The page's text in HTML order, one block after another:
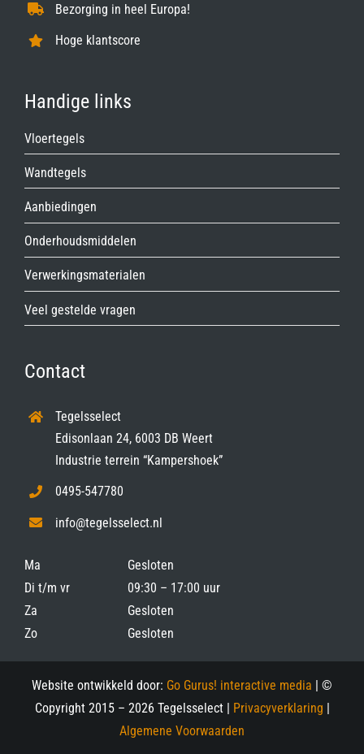
Bezorging in heel Europa!
Hoge klantscore
Handige links
Vloertegels
Wandtegels
Aanbiedingen
Onderhoudsmiddelen
Verwerkingsmaterialen
Veel gestelde vragen
Contact
Tegelsselect
Edisonlaan 24, 6003 DB Weert
Industrie terrein “Kampershoek”
0495-547780
info@tegelsselect.nl
Ma
Gesloten
Di t/m vr
09:30 – 17:00 uur
Za
Gesloten
Zo
Gesloten
Website ontwikkeld door: Go Gurus! interactive media | ©
Copyright 2015 – 2026 Tegelsselect | Privacyverklaring |
Algemene Voorwaarden